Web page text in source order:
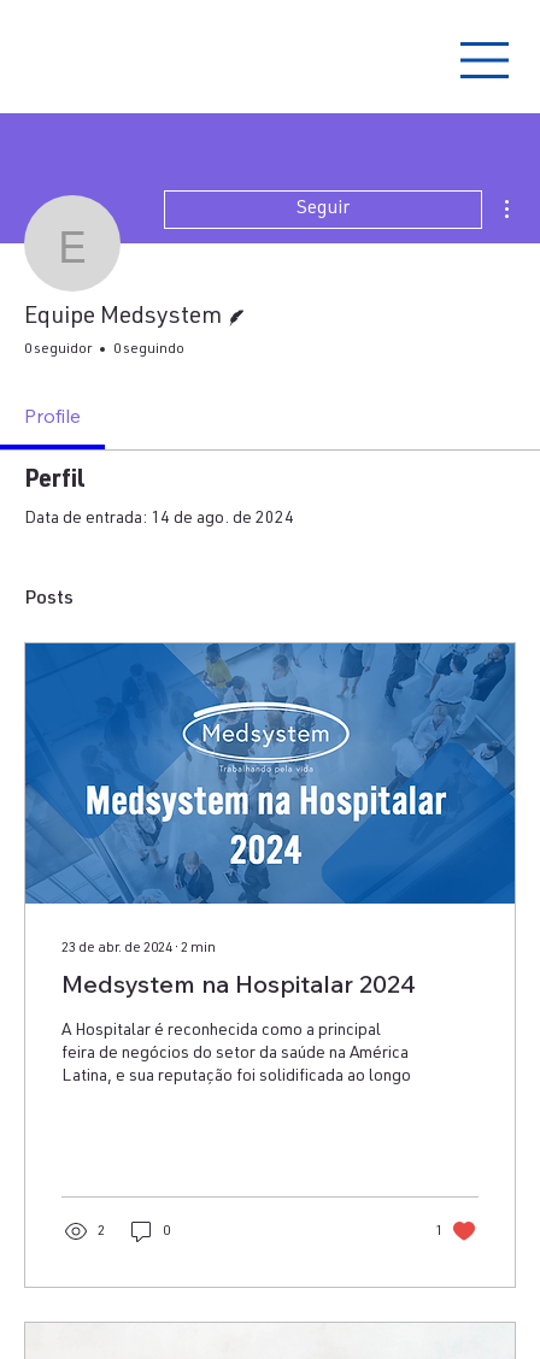
Equipe Medsystem
Seguir
Equipe Medsystem
0 seguidor 0 seguindo
Profile
Perfil
Data de entrada: 14 de ago. de 2024
Posts
23 de abr. de 2024 ∙ 2 min
Medsystem na Hospitalar 2024
A Hospitalar é reconhecida como a principal
feira de negócios do setor da saúde na América
Latina, e sua reputação foi solidificada ao longo
2 0 1